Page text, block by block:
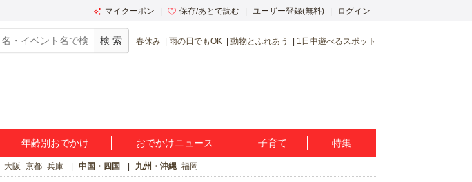
マイクーポン 保存/あとで読む ユーザー登録(無料) ログイン
春休み 雨の日でもOK 動物とふれあう 1日中遊べるスポット
年齢別おでかけ おでかけニュース 子育て 特集
大阪 京都 兵庫 中国・四国 九州・沖縄 福岡